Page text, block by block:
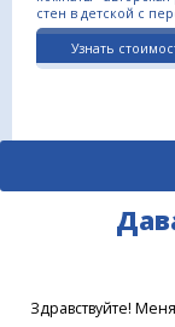
стен в детской с
Узнать
Здравствуйте!